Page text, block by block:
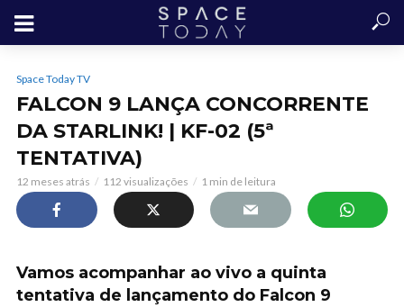
Space Today TV
FALCON 9 LANÇA CONCORRENTE
DA STARLINK! | KF-02 (5ª
TENTATIVA)
12 meses atrás 112 visualizações 1 min de leitura
Vamos acompanhar ao vivo a quinta
tentativa de lançamento do Falcon 9